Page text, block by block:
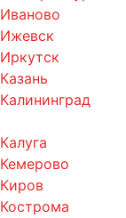
Иваново
Ижевск
Иркутск
Казань
Калининград
Калуга
Кемерово
Киров
Кострома